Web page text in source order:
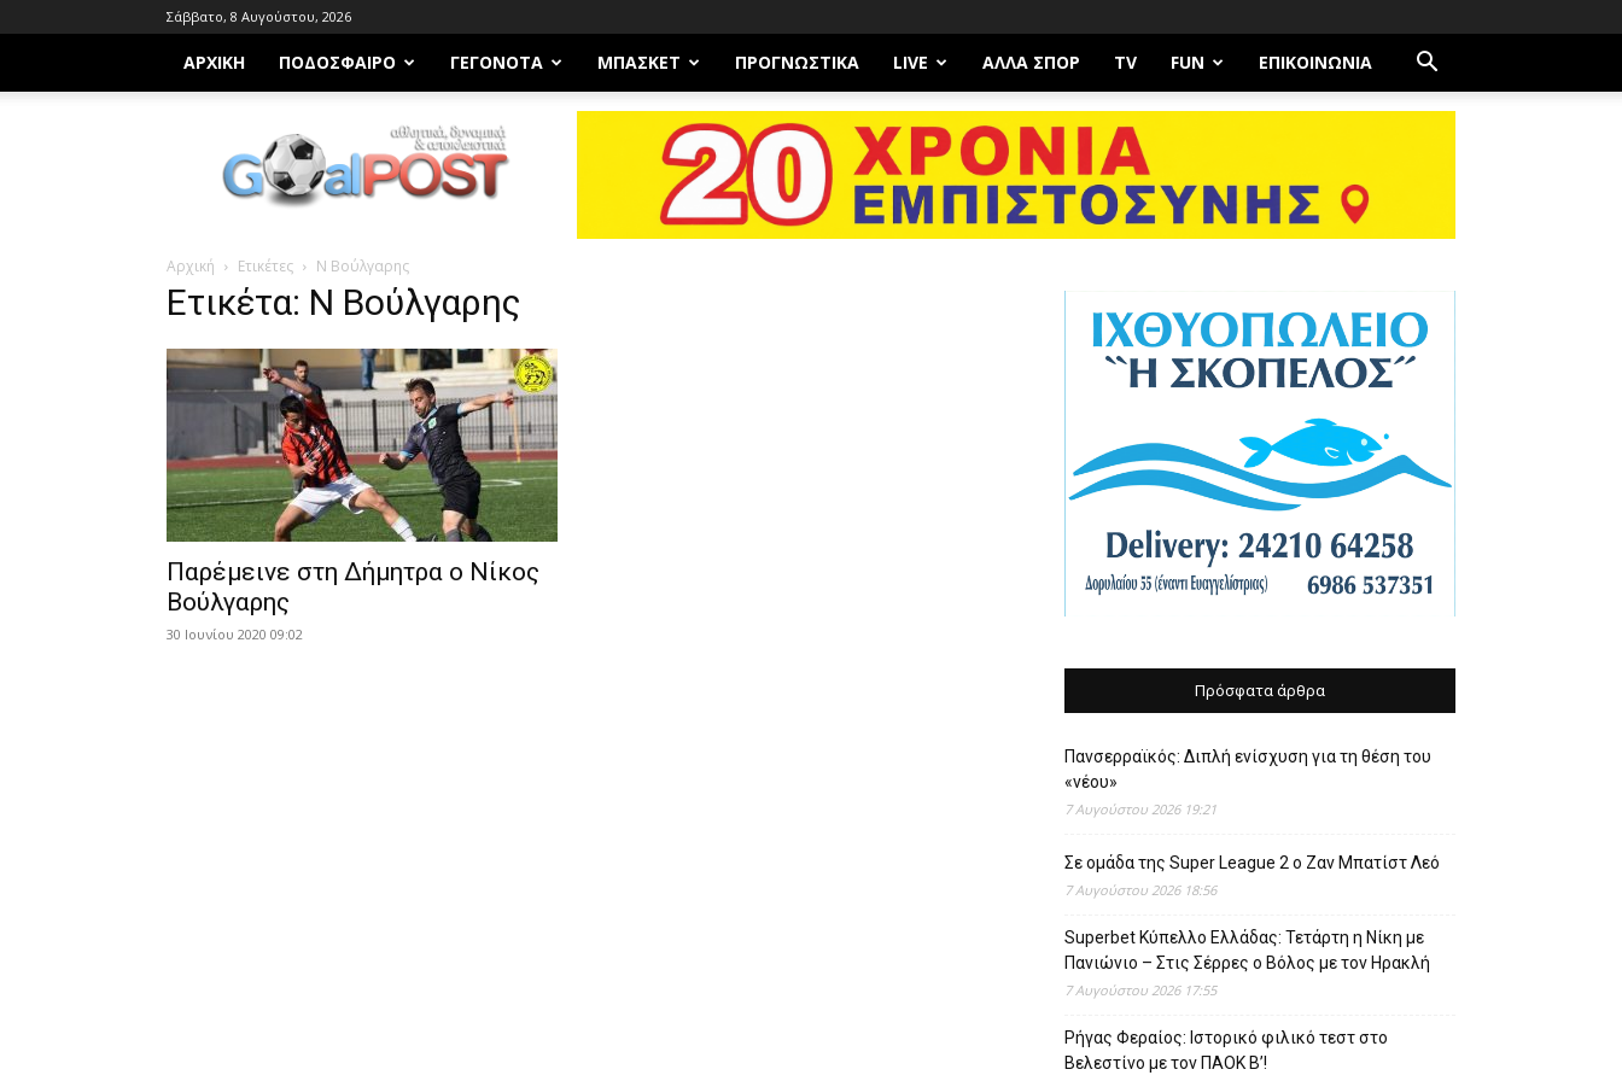
Σάββατο, 8 Αυγούστου, 2026
ΑΡΧΙΚΗ ΠΟΔΌΣΦΑΙΡΟ ΓΕΓΟΝΌΤΑ ΜΠΆΣΚΕΤ ΠΡΟΓΝΩΣΤΙΚΑ LIVE ΆΛΛΑ ΣΠΟΡ TV FUN ΕΠΙΚΟΙΝΩΝΊΑ
Goalpost.gr
Αρχική Ετικέτες Ν Βούλγαρης
Ετικέτα: Ν Βούλγαρης
Παρέμεινε στη Δήμητρα ο Νίκος
Βούλγαρης
30 Ιουνίου 2020 09:02
Πρόσφατα άρθρα
Πανσερραϊκός: Διπλή ενίσχυση για τη θέση του
«νέου»
7 Αυγούστου 2026 19:21
Σε ομάδα της Super League 2 o Ζαν Μπατίστ Λεό
7 Αυγούστου 2026 18:56
Superbet Κύπελλο Ελλάδας: Τετάρτη η Νίκη με
Πανιώνιο – Στις Σέρρες ο Βόλος με τον Ηρακλή
7 Αυγούστου 2026 17:55
Ρήγας Φεραίος: Ιστορικό φιλικό τεστ στο
Βελεστίνο με τον ΠΑΟΚ Β’!